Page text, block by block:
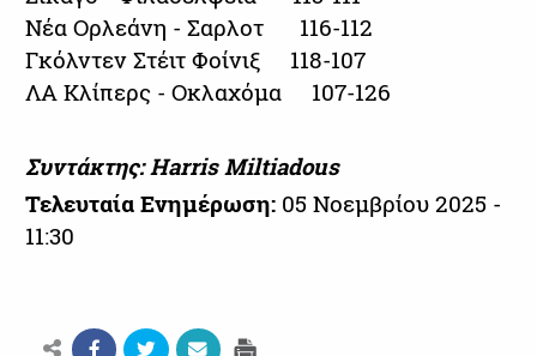
Νέα Ορλεάνη - Σαρλοτ 116-112
Γκόλντεν Στέιτ Φοίνιξ 118-107
ΛΑ Κλίπερς - Οκλαχόμα 107-126
Συντάκτης: Harris Miltiadous
Τελευταία Ενημέρωση: 05 Νοεμβρίου 2025 -
11:30